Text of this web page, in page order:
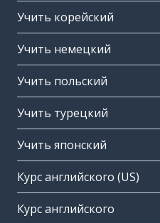
Учить корейский
Учить немецкий
Учить польский
Учить турецкий
Учить японский
Курс английского (US)
Курс английского